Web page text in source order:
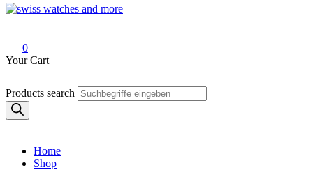
0
Your Cart
Products search
Home
Shop